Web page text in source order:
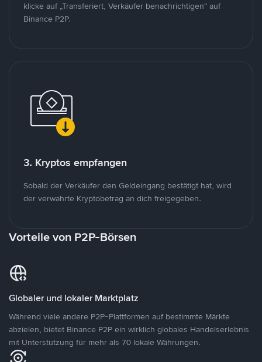
klicke auf „Transferiert, Verkäufer benachrichtigen“ auf
Binance P2P.
3. Kryptos empfangen
Sobald der Verkäufer den Geldeingang bestätigt hat, wird
der verwahrte Kryptobetrag an dich freigegeben.
Vorteile von P2P-Börsen
Globaler und lokaler Marktplatz
Während viele andere P2P-Plattformen auf bestimmte Märkte
abzielen, bietet Binance P2P ein wirklich globales Handelserlebnis
mit Unterstützung für mehr als 70 lokale Währungen.